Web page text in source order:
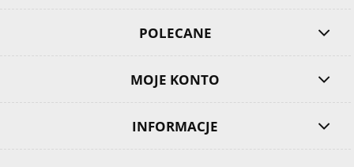
POLECANE
MOJE KONTO
INFORMACJE